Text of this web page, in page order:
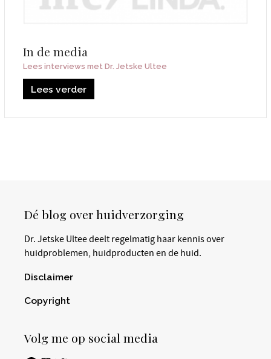
In de media
Lees interviews met Dr. Jetske Ultee
Lees verder
Dé blog over huidverzorging
Dr. Jetske Ultee deelt regelmatig haar kennis over
huidproblemen, huidproducten en de huid.
Disclaimer
Copyright
Volg me op social media